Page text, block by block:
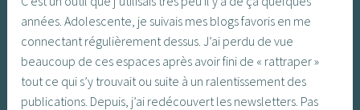
années. Adolescente, je suivais mes blogs favoris en me
connectant régulièrement dessus. J’ai perdu de vue
beaucoup de ces espaces après avoir fini de « rattraper »
tout ce qui s’y trouvait ou suite à un ralentissement des
publications. Depuis, j’ai redécouvert les newsletters. Pas